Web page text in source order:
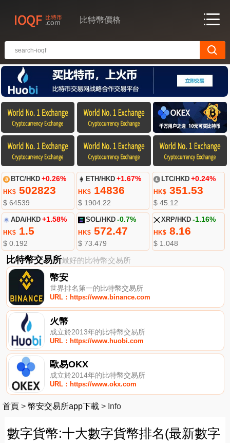
比特幣價格
BTC/HKD +0.26%
HK$502823
$ 64539
ETH/HKD +1.67%
HK$ 14836
$ 1904.22
LTC/HKD +0.24%
HK$351.53
$ 45.12
ADA/HKD +1.58%
HK$1.5
$ 0.192
SOL/HKD -0.7%
HK$ 572.47
$ 73.479
XRP/HKD -1.16%
HK$8.16
$ 1.048
比特幣交易所最好的比特幣交易所
幣安
世界排名第一的比特幣交易所
URL：https://www.binance.com
火幣
成立於2013年的比特幣交易所
URL：https://www.huobi.com
歐易OKX
成立於2014年的比特幣交易所
URL：https://www.okx.com
首頁 > 幣安交易所app下載 > Info
數字貨幣:十大數字貨幣排名(最新數字